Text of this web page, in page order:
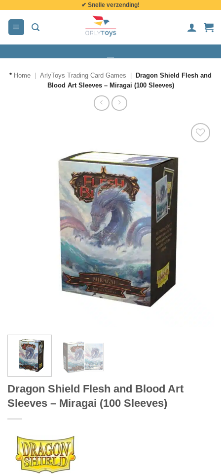
inhoud
✔ Snelle verzending!
* Home ArlyToys Trading Card Games
Dragon Shield Flesh and
Blood Art Sleeves – Miragai (100 Sleeves)
Dragon Shield Flesh and Blood Art
Sleeves – Miragai (100 Sleeves)